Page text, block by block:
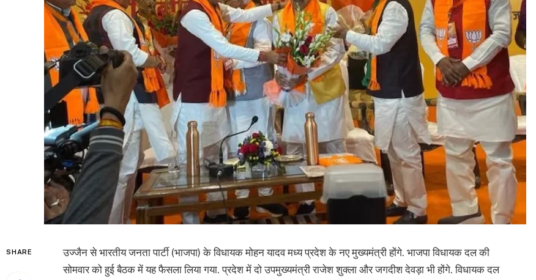
SHARE
उज्जैन से भारतीय जनता पार्टी (भाजपा) के विधायक मोहन यादव मध्य प्रदेश के नए मुख्यमंत्री होंगे. भाजपा विधायक दल की
सोमवार को हुई बैठक में यह फैसला लिया गया. प्रदेश में दो उपमुख्यमंत्री राजेश शुक्ला और जगदीश देवड़ा भी होंगे. विधायक दल